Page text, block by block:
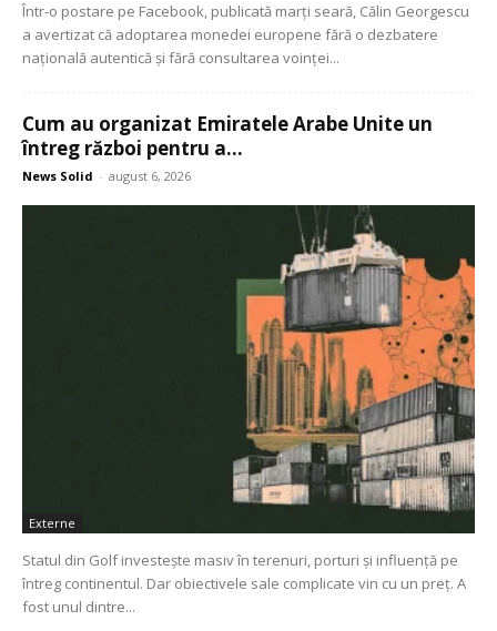
Într-o postare pe Facebook, publicată marți seară, Călin Georgescu
a avertizat că adoptarea monedei europene fără o dezbatere
națională autentică și fără consultarea voinței...
Cum au organizat Emiratele Arabe Unite un
întreg război pentru a...
News Solid - august 6, 2026
Externe
Statul din Golf investește masiv în terenuri, porturi și influență pe
întreg continentul. Dar obiectivele sale complicate vin cu un preț. A
fost unul dintre...